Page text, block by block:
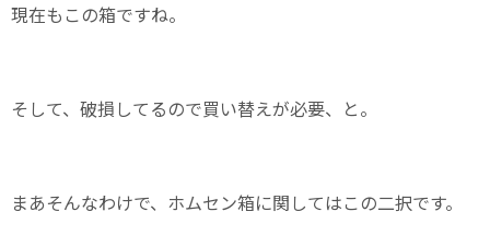
現在もこの箱ですね。
そして、破損してるので買い替えが必要、と。
まあそんなわけで、ホムセン箱に関してはこの二択です。